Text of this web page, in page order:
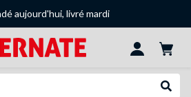
aujourd'hui, livré mardi